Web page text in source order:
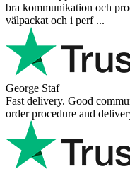
bra kommunikation och
välpackat och i perf ...
George Staf
Fast delivery. Good
order procedure and